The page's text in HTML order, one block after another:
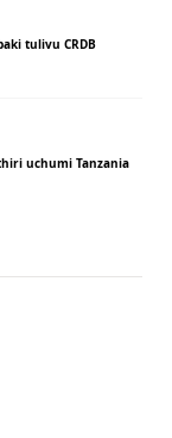
tulivu CRDB
uchumi Tanzania